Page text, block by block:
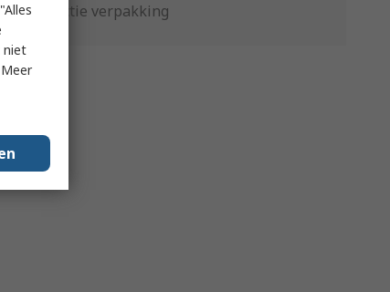
Productie verpakking
niet